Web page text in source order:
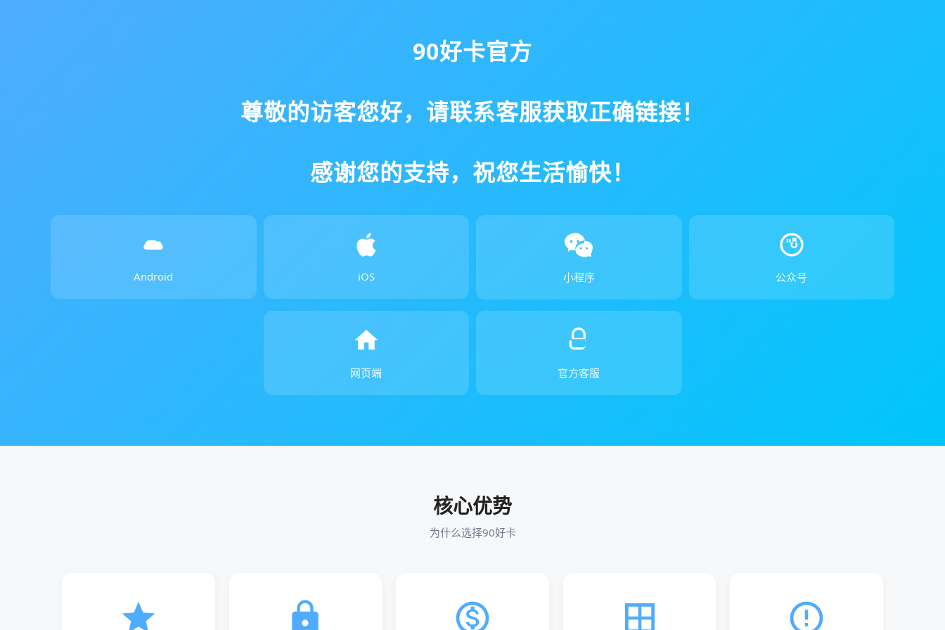
90好卡官方
尊敬的访客您好，请联系客服获取正确链接！
感谢您的支持，祝您生活愉快！
Android iOS 小程序 公众号
网页端 官方客服
核心优势
为什么选择90好卡